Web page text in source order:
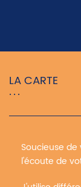
LA CARTE
Soucieuse
l'écoute de